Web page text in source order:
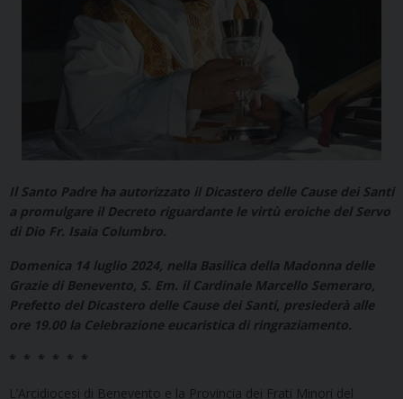
Il Santo Padre ha autorizzato il Dicastero delle Cause dei Santi
a promulgare il Decreto riguardante le virtù eroiche del Servo
di Dio Fr. Isaia Columbro.
Domenica 14 luglio 2024, nella Basilica della Madonna delle
Grazie di Benevento, S. Em. il Cardinale Marcello Semeraro,
Prefetto del Dicastero delle Cause dei Santi, presiederà alle
ore 19.00 la Celebrazione eucaristica di ringraziamento.
* * * * * *
L’Arcidiocesi di Benevento e la Provincia dei Frati Minori del